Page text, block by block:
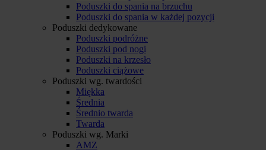
Poduszki do spania na brzuchu
Poduszki do spania w każdej pozycji
Poduszki dedykowane
Poduszki podróżne
Poduszki pod nogi
Poduszki na krzesło
Poduszki ciążowe
Poduszki wg. twardości
Miękka
Średnia
Średnio twarda
Twarda
Poduszki wg. Marki
AMZ